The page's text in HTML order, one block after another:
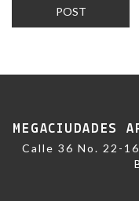
MEGACIUDADES
Calle 36 No. 22-